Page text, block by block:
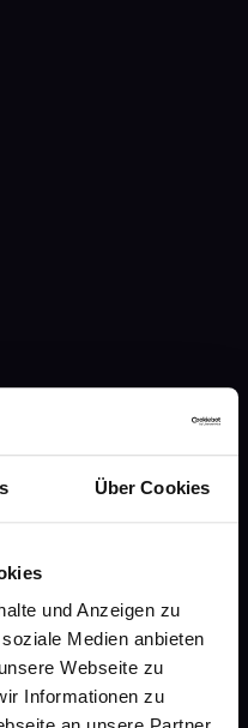
Über Cookies
und Anzeigen zu
Medien anbieten
Webseite zu
Informationen zu